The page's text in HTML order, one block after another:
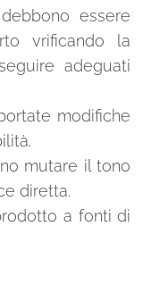
essere
vrificando la
adeguati
modifiche
mutare il tono
diretta.
a fonti di